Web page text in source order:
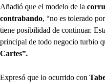
Añadió que el modelo de la
contrabando, “no es tolerado
tiene posibilidad de continuar.
principal de todo negocio turbio
Cartes”.
Expresó que lo ocurrido con